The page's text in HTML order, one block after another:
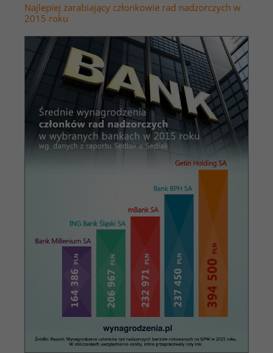
Najlepiej zarabiający członkowie rad nadzorczych w
2015 roku